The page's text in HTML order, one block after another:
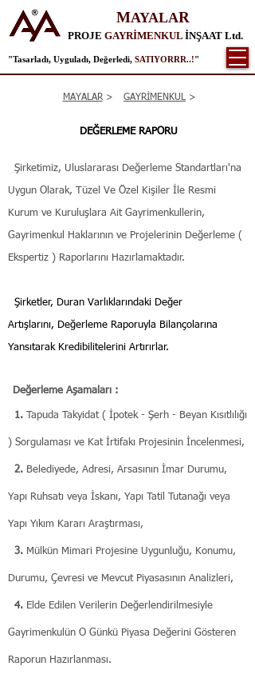
MAYALAR
PROJE GAYRİMENKULİNŞAAT Ltd.
"Tasarladı, Uyguladı, Değerledi, SATIYORRR..!"
MAYALAR> GAYRİMENKUL >
DEĞERLEME RAPORU
Şirketimiz, Uluslararası Değerleme Standartları'na
Uygun Olarak, Tüzel Ve Özel Kişiler İle Resmi
Kurum ve Kuruluşlara Ait Gayrimenkullerin,
Gayrimenkul Haklarının ve Projelerinin Değerleme (
Ekspertiz ) Raporlarını Hazırlamaktadır.
Şirketler, Duran Varlıklarındaki Değer
Artışlarını, Değerleme Raporuyla Bilançolarına
Yansıtarak Kredibilitelerini Artırırlar.
Değerleme Aşamaları :
1. Tapuda Takyidat ( İpotek - Şerh - Beyan Kısıtlılığı
) Sorgulaması ve Kat İrtifakı Projesinin İncelenmesi,
2. Belediyede, Adresi, Arsasının İmar Durumu,
Yapı Ruhsatı veya İskanı, Yapı Tatil Tutanağı veya
Yapı Yıkım Kararı Araştırması,
3. Mülkün Mimari Projesine Uygunluğu, Konumu,
Durumu, Çevresi ve Mevcut Piyasasının Analizleri,
4. Elde Edilen Verilerin Değerlendirilmesiyle
Gayrimenkulün O Günkü Piyasa Değerini Gösteren
Raporun Hazırlanması.